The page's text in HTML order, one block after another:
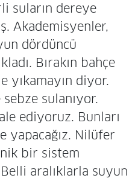
suların dereye
Akademisyenler,
dördüncü
Bırakın bahçe
yıkamayın diyor.
sulanıyor.
ediyoruz. Bunları
yapacağız. Nilüfer
bir sistem
aralıklarla suyun